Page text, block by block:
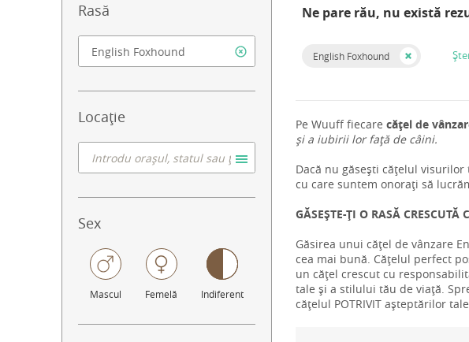
Rasă
Locație
Sex
Mascul Femelă Indiferent
Ne pare rău, nu există
English Foxhound
Pe Wuuff fiecare cățel de
și a iubirii lor față de câini.
Dacă nu găsești cățelul
cu care suntem onorați să
GĂSEȘTE-ȚI O RASĂ
Găsirea unui cățel de vânzare
cea mai bună. Cățelul perfect
un cățel crescut cu
tale și a stilului tău de viață.
cățelul POTRIVIT așteptărilor